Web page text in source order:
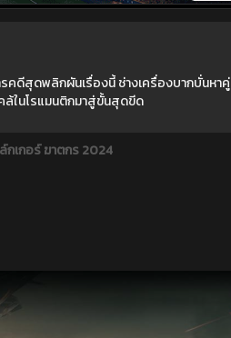
คดีสุดพลิกผันเรื่องนี้ ช่างเครื่องบากบั่นหาคู่
ล้ในโรแมนติกมาสู่ขั้นสุดขีด
เกอร์ ฆาตกร 2024